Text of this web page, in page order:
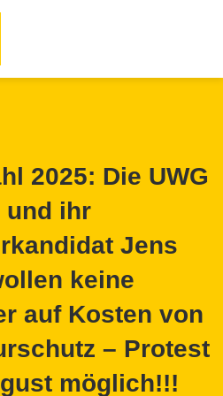
2025: Die UWG
und ihr
Jens
keine
auf Kosten von
– Protest
möglich!!!